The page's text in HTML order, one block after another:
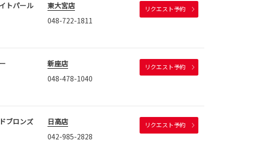
トパール
東大宮店
048-722-1811
リクエスト予約
新座店
048-478-1040
リクエスト予約
ブロンズ
日高店
042-985-2828
リクエスト予約